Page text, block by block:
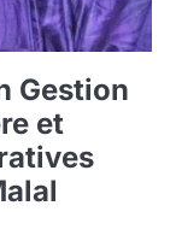
Gestion
et